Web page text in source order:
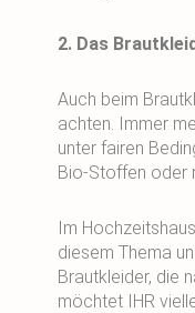
2. Das
Auch beim
achten. Immer
unter fairen
Bio-Stoffen oder
Im
diesem Thema
Brautkleider, die
möchtet IHR